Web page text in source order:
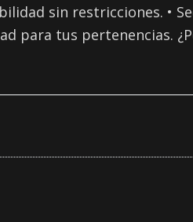
sin restricciones. •
para tus pertenencias.